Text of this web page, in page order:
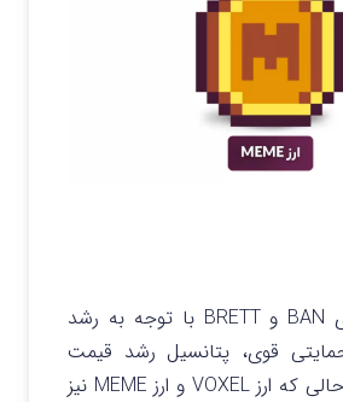
به‌طورکلی، ارزهای BAN و BRETT با توجه به رشد
قوی، پتانسیل رشد قیمت
بیشتری دارند، درحالی‌ که ارز VOXEL و ارز MEME نیز